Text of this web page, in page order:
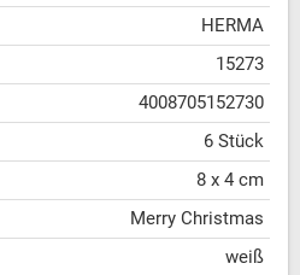
HERMA
15273
4008705152730
6 Stück
8 x 4 cm
Merry Christmas
weiß